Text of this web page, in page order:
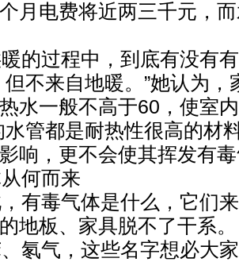
月电费将近两三千元，
的过程中，到底有没有
但不来自地暖。”她认为
水一般不高于60，使室
水管都是耐热性很高的材
响，更不会使其挥发有毒
何而来
有毒气体是什么，它们
地板、家具脱不了干系。
氡气，这些名字想必大